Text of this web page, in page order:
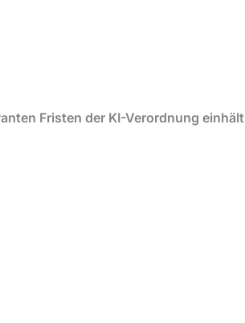
Fristen der KI-Verordnung einhält